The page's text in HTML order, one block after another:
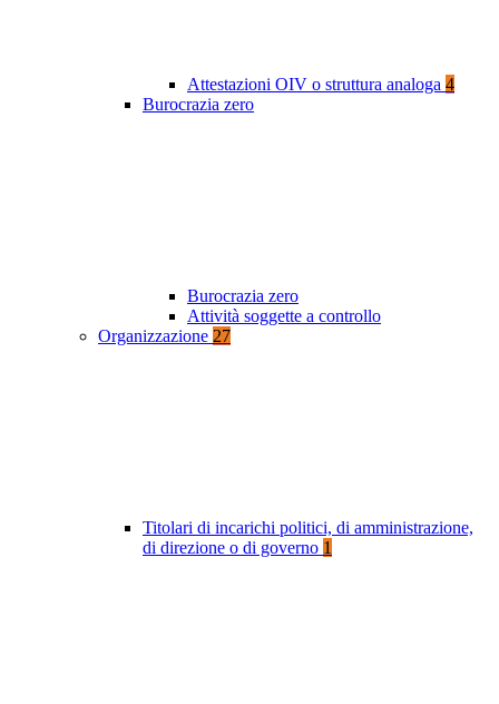
Attestazioni OIV o struttura analoga 4
Burocrazia zero
Burocrazia zero
Attività soggette a controllo
Organizzazione 27
Titolari di incarichi politici, di amministrazione,
di direzione o di governo 1